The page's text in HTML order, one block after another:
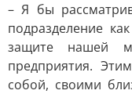
– Я бы
подразделение
защите нашей
предприятия.
собой, своими